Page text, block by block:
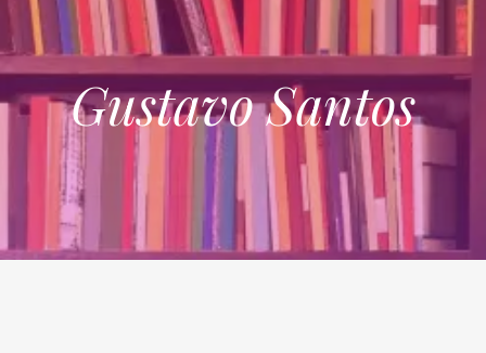
Gustavo Santos